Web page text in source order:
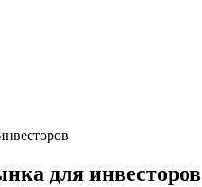
для инвесторов